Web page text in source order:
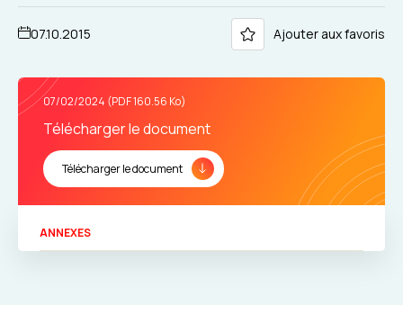
07.10.2015 Ajouter aux favoris
07/02/2024 (PDF 160.56 Ko)
Télécharger le document
Télécharger le document
ANNEXES